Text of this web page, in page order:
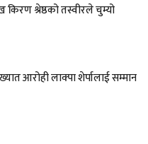
किरण श्रेष्ठको तस्वीरले चुम्यो
आरोही लाक्पा शेर्पालाई सम्मान